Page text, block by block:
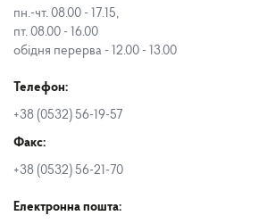
пн.-чт. 08.00 - 17.15,
пт. 08.00 - 16.00
обідня перерва - 12.00 - 13.00
Телефон:
+38 (0532) 56-19-57
Факс:
+38 (0532) 56-21-70
Електронна пошта: